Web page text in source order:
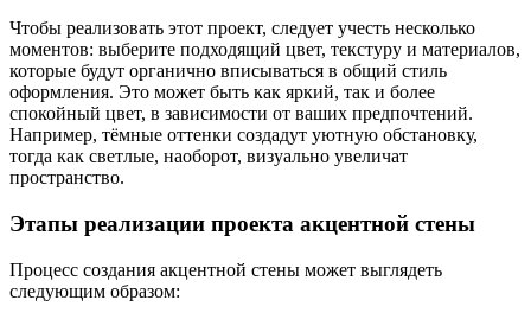
Чтобы реализовать этот проект, следует учесть несколько
моментов: выберите подходящий цвет, текстуру и материалов,
которые будут органично вписываться в общий стиль
оформления. Это может быть как яркий, так и более
спокойный цвет, в зависимости от ваших предпочтений.
Например, тёмные оттенки создадут уютную обстановку,
тогда как светлые, наоборот, визуально увеличат
пространство.
Этапы реализации проектa акцентной стены
Процесс создания акцентной стены может выглядеть
следующим образом: